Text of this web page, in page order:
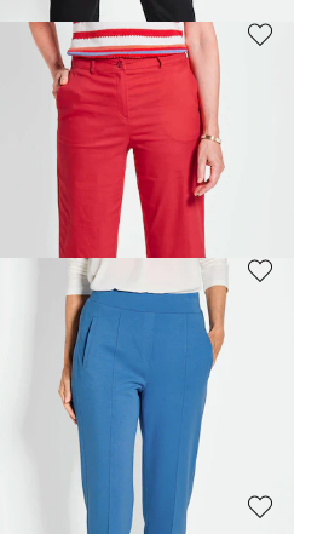
8-Chino-HoseLOUISA
99,95 €
Tage-Bestpreis**: 79,95 € (-25%)
Chino-Hose
LOUISA
99,95 €
Bestpreis**: 79,95 € (-25%)